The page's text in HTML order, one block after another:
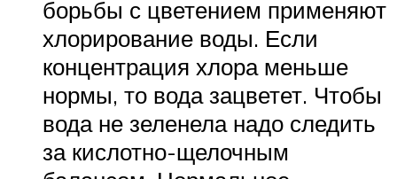
борьбы с цветением применяют
хлорирование воды. Если
концентрация хлора меньше
нормы, то вода зацветет. Чтобы
вода не зеленела надо следить
за кислотно-щелочным